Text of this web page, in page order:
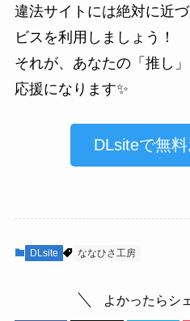
違法サイトには絶対に近
ビスを利用しましょう！
それが、あなたの「推し
応援になります✨
DLsiteで無
DLsite ななひさ工房
よかったらシ